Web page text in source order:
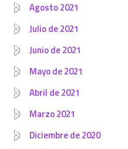
Agosto 2021
Julio de 2021
Junio de 2021
Mayo de 2021
Abril de 2021
Marzo 2021
Diciembre de 2020